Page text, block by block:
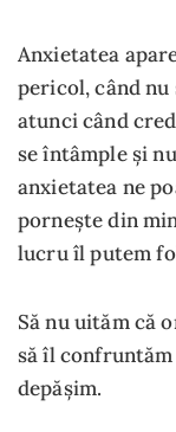
Anxietatea
pericol, când
atunci când
se întâmple și
anxietatea ne
pornește din
lucru îl putem
Să nu uităm că
să îl
depășim.